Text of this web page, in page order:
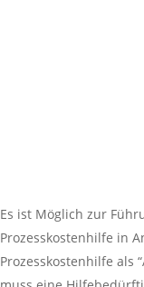
Es ist Möglich zur
Prozesskostenhilfe in
Prozesskostenhilfe als